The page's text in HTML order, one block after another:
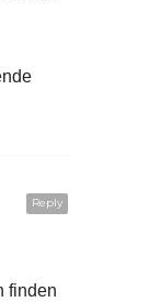
Reply
finden